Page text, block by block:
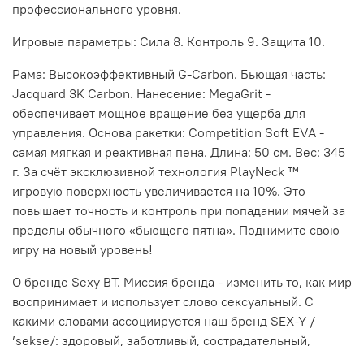
профессионального уровня.
Игровые параметры: Сила 8. Контроль 9. Защита 10.
Рама: Высокоэффективный G-Carbon. Бьющая часть:
Jacquard 3K Carbon. Нанесение: MegaGrit -
обеспечивает мощное вращение без ущерба для
управления. Основа ракетки: Competition Soft EVA -
самая мягкая и реактивная пена. Длина: 50 см. Вес: 345
г. За счёт эксклюзивной технология PlayNeck ™️
игровую поверхность увеличивается на 10%. Это
повышает точность и контроль при попадании мячей за
пределы обычного «бьющего пятна». Поднимите свою
игру на новый уровень!
О бренде Sexy BT. Миссия бренда - изменить то, как мир
воспринимает и использует слово сексуальный. С
какими словами ассоциируется наш бренд SEX-Y /
’sekse/: здоровый, заботливый, сострадательный,